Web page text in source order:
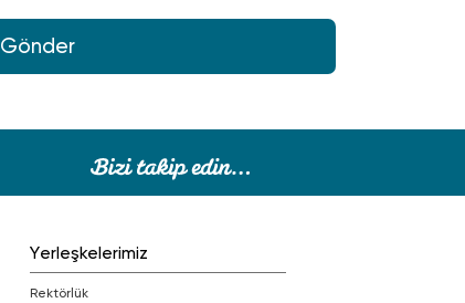
Gönder
Yerleşkelerimiz
Rektörlük